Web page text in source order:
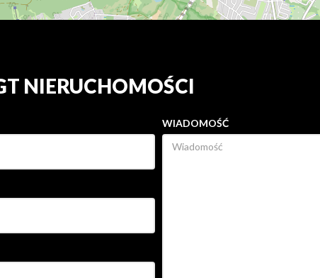
NIERUCHOMOŚCI
WIADOMOŚĆ